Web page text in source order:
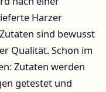
Harzer
sind bewusst
Qualität. Schon im
Zutaten werden
getestet und